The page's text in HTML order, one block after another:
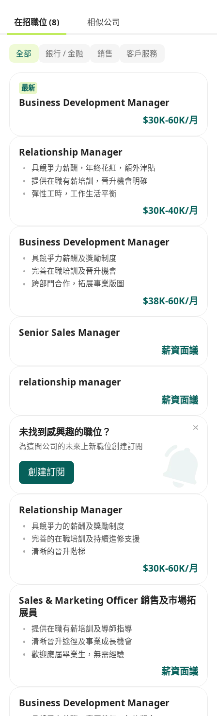
在招職位 (8) 相似公司
全部 銀行 / 金融 銷售 客戶服務
最新
Business Development Manager
$30K-60K/月
Relationship Manager
具競爭力薪酬，年終花紅，額外津貼
提供在職有薪培訓，晉升機會明確
彈性工時，工作生活平衡
$30K-40K/月
Business Development Manager
具競爭力薪酬及獎勵制度
完善在職培訓及晉升機會
跨部門合作，拓展事業版圖
$38K-60K/月
Senior Sales Manager
薪資面議
relationship manager
薪資面議
未找到感興趣的職位？
為這間公司的未來上新職位創建訂閱
創建訂閱
Relationship Manager
具競爭力的薪酬及獎勵制度
完善的在職培訓及持續進修支援
清晰的晉升階梯
$30K-60K/月
Sales & Marketing Officer 銷售及市場拓
展員
提供在職有薪培訓及導師指導
清晰晉升途徑及事業成長機會
歡迎應屆畢業生，無需經驗
薪資面議
Business Development Manager